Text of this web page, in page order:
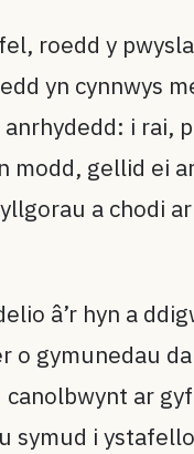
roedd y
yn cynnwys
i rai,
modd, gellid ei
a chodi
â’r hyn a
o gymunedau
ar
symud i